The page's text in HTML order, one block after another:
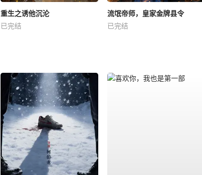
重生之诱他沉沦
已完结
流氓帝师，皇家金牌县令
已完结